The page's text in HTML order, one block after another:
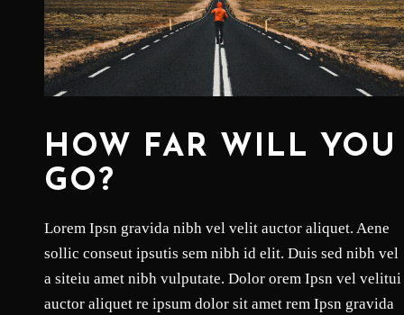
HOW FAR WILL YOU
GO?
Lorem Ipsn gravida nibh vel velit auctor aliquet. Aene
sollic conseut ipsutis sem nibh id elit. Duis sed nibh vel
a siteiu amet nibh vulputate. Dolor orem Ipsn vel velitui
auctor aliquet re ipsum dolor sit amet rem Ipsn gravida